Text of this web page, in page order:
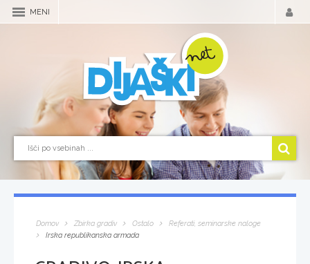
MENI
Domov Zbirka gradiv Ostalo
Referati, seminarske naloge
Irska republikanska armada